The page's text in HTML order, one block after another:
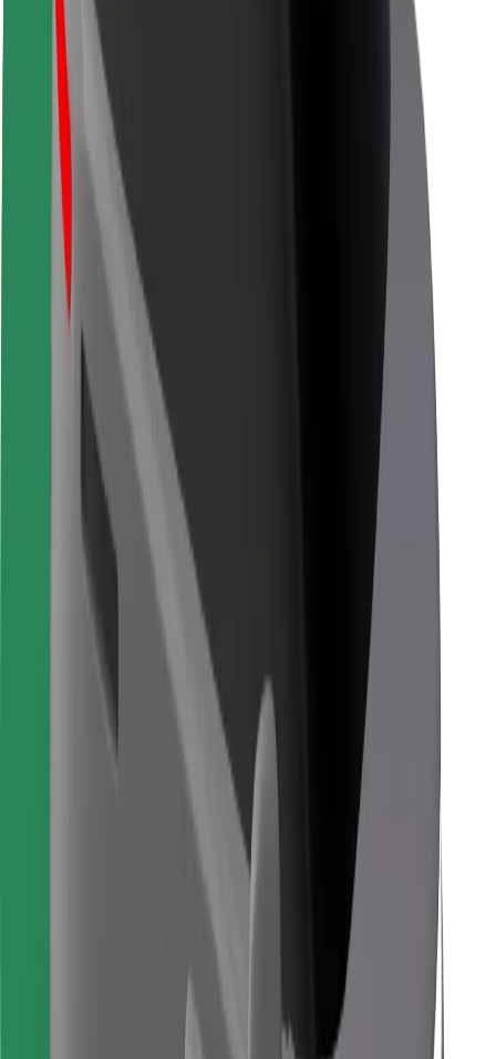
Безпека
Безпека пасажирів
Безпека водіїв
Безпека електросамокатів
Лабораторія безпеки
Міста
Розташування
Міські рішення
Аеропорти
Зарядні станції Bolt
Підтримка
Для пасажирів
Для водіїв
Для кур'єрів
Для власників автопарків
Для ресторанів
Bolt for Business
Завантажити застосунок Bolt
Знайди твою улюблену страву чи їжу!